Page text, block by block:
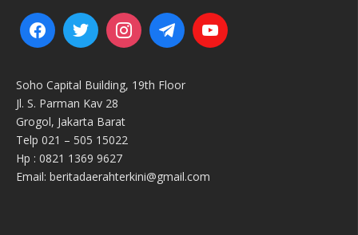
Soho Capital Building, 19th Floor
Jl. S. Parman Kav 28
Grogol, Jakarta Barat
Telp 021 – 505 15022
Hp : 0821 1369 9627
Email: beritadaerahterkini@gmail.com